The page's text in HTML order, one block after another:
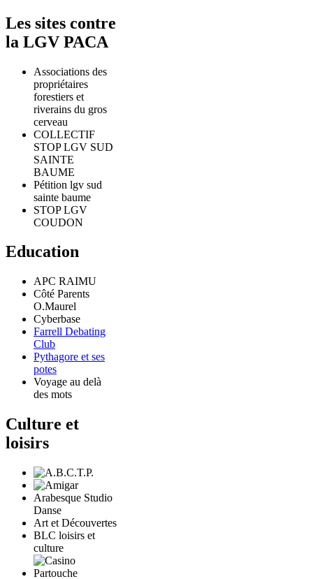
Les sites contre
la LGV PACA
Associations des
propriétaires
forestiers et
riverains du gros
cerveau
COLLECTIF
STOP LGV SUD
SAINTE
BAUME
Pétition lgv sud
sainte baume
STOP LGV
COUDON
Education
APC RAIMU
Côté Parents
O.Maurel
Cyberbase
Farrell Debating
Club
Pythagore et ses
potes
Voyage au delà
des mots
Culture et
loisirs
Arabesque Studio
Danse
Art et Découvertes
BLC loisirs et
culture